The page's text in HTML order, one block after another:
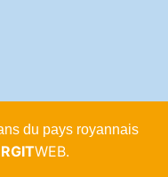
du pays royannais
WEB.